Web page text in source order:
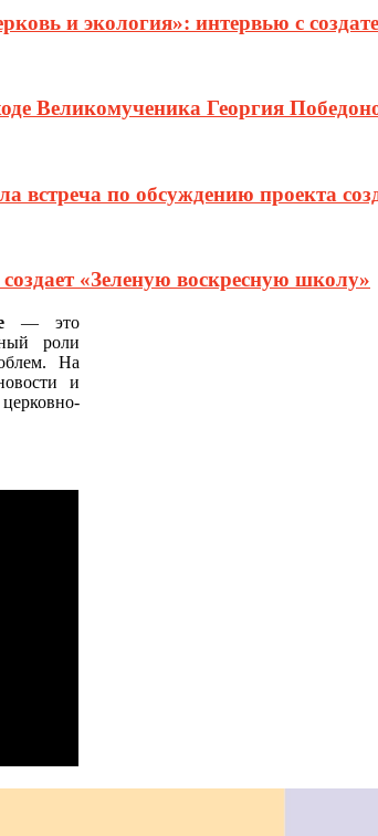
и экология»: интервью с
Великомученика Георгия
встреча по обсуждению проекта
«Зеленую воскресную школу»
— это
роли
На
и